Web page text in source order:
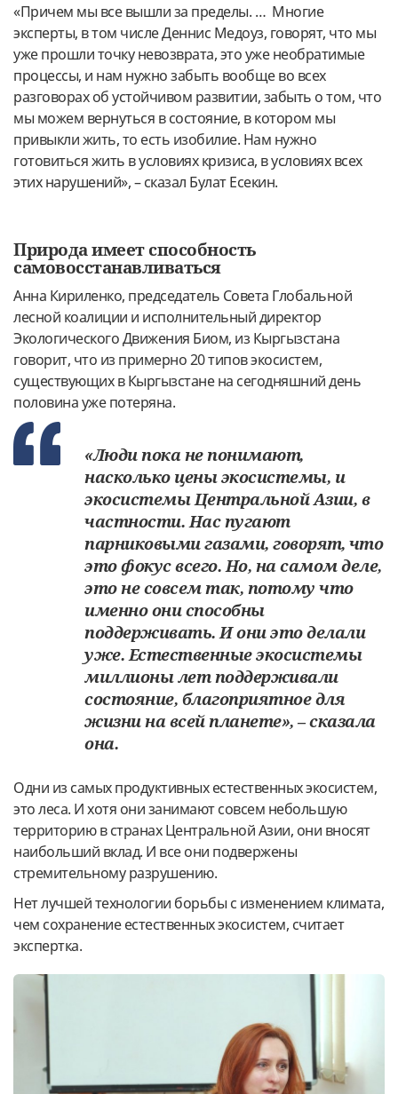
«Причем мы все вышли за пределы. … Многие
эксперты, в том числе Деннис Медоуз, говорят, что мы
уже прошли точку невозврата, это уже необратимые
процессы, и нам нужно забыть вообще во всех
разговорах об устойчивом развитии, забыть о том, что
мы можем вернуться в состояние, в котором мы
привыкли жить, то есть изобилие. Нам нужно
готовиться жить в условиях кризиса, в условиях всех
этих нарушений», – сказал Булат Есекин.
Природа имеет способность
самовосстанавливаться
Анна Кириленко, председатель Совета Глобальной
лесной коалиции и исполнительный директор
Экологического Движения Биом, из Кыргызстана
говорит, что из примерно 20 типов экосистем,
существующих в Кыргызстане на сегодняшний день
половина уже потеряна.
«Люди пока не понимают,
насколько цены экосистемы, и
экосистемы Центральной Азии, в
частности. Нас пугают
парниковыми газами, говорят, что
это фокус всего. Но, на самом деле,
это не совсем так, потому что
именно они способны
поддерживать. И они это делали
уже. Естественные экосистемы
миллионы лет поддерживали
состояние, благоприятное для
жизни на всей планете», – сказала
она.
Одни из самых продуктивных естественных экосистем,
это леса. И хотя они занимают совсем небольшую
территорию в странах Центральной Азии, они вносят
наибольший вклад. И все они подвержены
стремительному разрушению.
Нет лучшей технологии борьбы с изменением климата,
чем сохранение естественных экосистем, считает
экспертка.